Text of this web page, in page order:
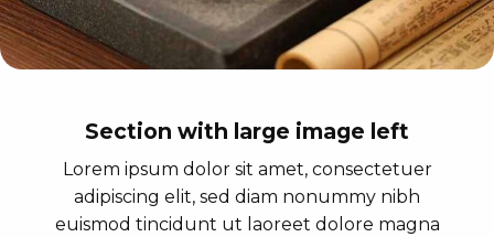
Section with large image left
Lorem ipsum dolor sit amet, consectetuer
adipiscing elit, sed diam nonummy nibh
euismod tincidunt ut laoreet dolore magna